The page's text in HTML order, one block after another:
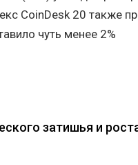
CoinDesk 20 также
чуть менее 2%
затишья и